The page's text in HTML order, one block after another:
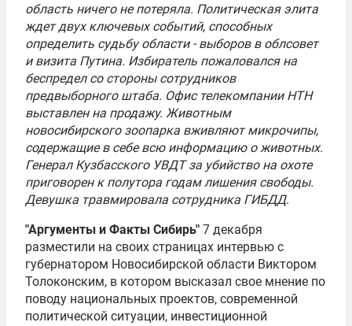
область ничего не потеряла. Политическая элита
ждет двух ключевых событий, способных
определить судьбу области - выборов в облсовет
и визита Путина. Избиратель пожаловался на
беспредел со стороны сотрудников
предвыборного штаба. Офис телекомпании НТН
выставлен на продажу. Животным
новосибирского зоопарка вживляют микрочипы,
содержащие в себе всю информацию о животных.
Генерал Кузбасского УВДТ за убийство на охоте
приговорен к полутора годам лишения свободы.
Девушка травмировала сотрудника ГИБДД.
"Аргументы и Факты Сибирь" 7 декабря
разместили на своих страницах интервью с
губернатором Новосибирской области Виктором
Толоконским, в котором высказал свое мнение по
поводу национальных проектов, современной
политической ситуации, инвестиционной